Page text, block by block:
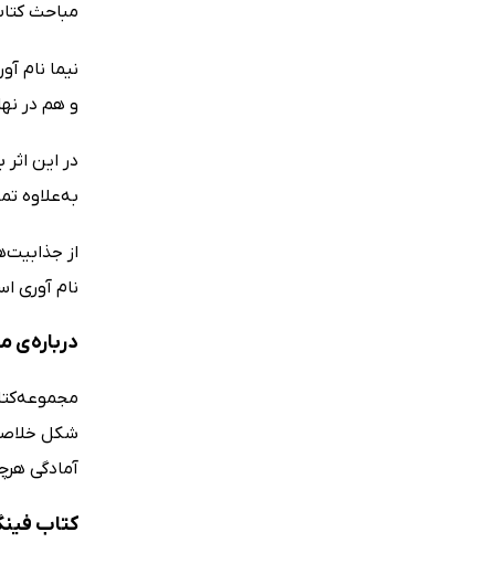
مباحث
نیما نام
و هم در نهایت با شرکت در 15 آزمون
در این
به‌علاوه
از
نام آوری
شکل
آمادگی
کتاب